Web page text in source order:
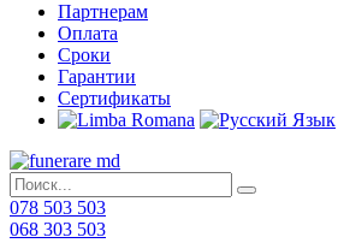
Партнерам
Оплата
Сроки
Гарантии
Сертификаты
078 503 503
068 303 503